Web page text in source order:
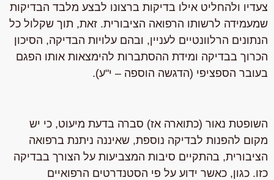
צעדיו ולהחליט אילו בדיקות ברצונו לבצע מלבד הבדיקות
שמעמידה לרשותו הרפואה הציבורית. זאת, תוך שקלול כל
הנתונים הרלוונטיים לעניין, ובהם עלויות הבדיקה, הסיכון
הכרוך בבדיקה ומידת ההסתברות להימצאות אותו הפגם
בעובר הספציפי (הדגשה הוספה – י"ע).
השופטת נאור (כתוארה אז) סברה בדעת מיעוט, כי יש
מקום להפנות לבדיקה נוספת, שאיננה ניתנת ברפואה
הציבורית, בהתקיים סיבות המצביעות על הצורך בבדיקה
כזו. כגון, כאשר ידוע על פי הסטנדרטים הרפואיים